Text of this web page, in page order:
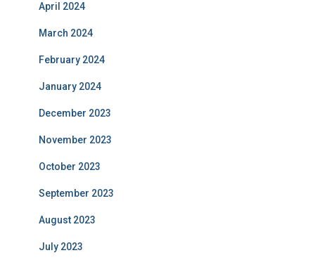
April 2024
March 2024
February 2024
January 2024
December 2023
November 2023
October 2023
September 2023
August 2023
July 2023